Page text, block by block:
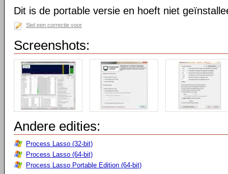
Dit is de portable versie en hoeft niet
Stel een correctie voor
Screenshots:
Andere edities:
Process Lasso (32-bit)
Process Lasso (64-bit)
Process Lasso Portable Edition (64-bit)